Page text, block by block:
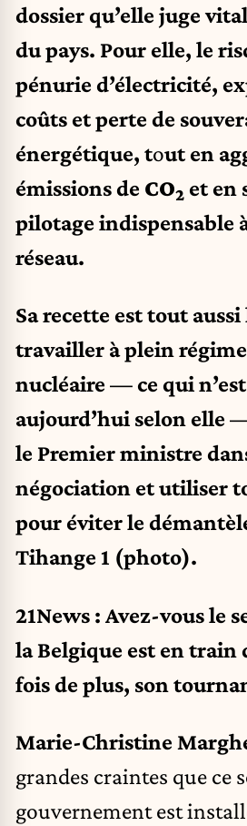
dossier qu’elle juge
du pays. Pour elle, le
pénurie d’électricité,
coûts et perte de
énergétique, tout en
émissions de CO2 et en
pilotage indispensable
réseau.
Sa recette est tout
travailler à plein
nucléaire — ce qui n’est
aujourd’hui selon elle
le Premier ministre
négociation et utiliser
pour éviter le
Tihange 1 (photo).
21News : Avez-vous le
la Belgique est en train
fois de plus, son
Marie-Christine
grandes craintes que ce
gouvernement est